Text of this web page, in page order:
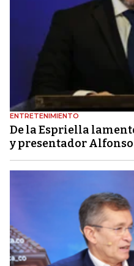
ENTRETENIMIENTO
De la Espriella
y presentador